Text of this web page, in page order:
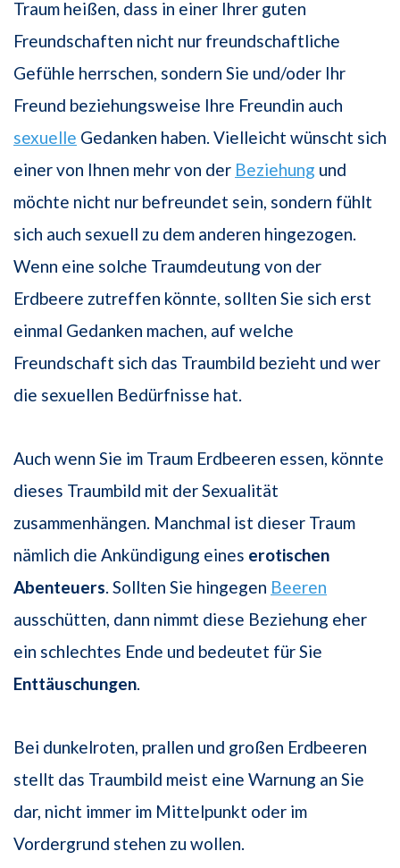
Traum heißen, dass in einer Ihrer guten
Freundschaften nicht nur freundschaftliche
Gefühle herrschen, sondern Sie und/oder Ihr
Freund beziehungsweise Ihre Freundin auch
sexuelle Gedanken haben. Vielleicht wünscht sich
einer von Ihnen mehr von der Beziehung und
möchte nicht nur befreundet sein, sondern fühlt
sich auch sexuell zu dem anderen hingezogen.
Wenn eine solche Traumdeutung von der
Erdbeere zutreffen könnte, sollten Sie sich erst
einmal Gedanken machen, auf welche
Freundschaft sich das Traumbild bezieht und wer
die sexuellen Bedürfnisse hat.
Auch wenn Sie im Traum Erdbeeren essen, könnte
dieses Traumbild mit der Sexualität
zusammenhängen. Manchmal ist dieser Traum
nämlich die Ankündigung eines erotischen
Abenteuers. Sollten Sie hingegen Beeren
ausschütten, dann nimmt diese Beziehung eher
ein schlechtes Ende und bedeutet für Sie
Enttäuschungen.
Bei dunkelroten, prallen und großen Erdbeeren
stellt das Traumbild meist eine Warnung an Sie
dar, nicht immer im Mittelpunkt oder im
Vordergrund stehen zu wollen.